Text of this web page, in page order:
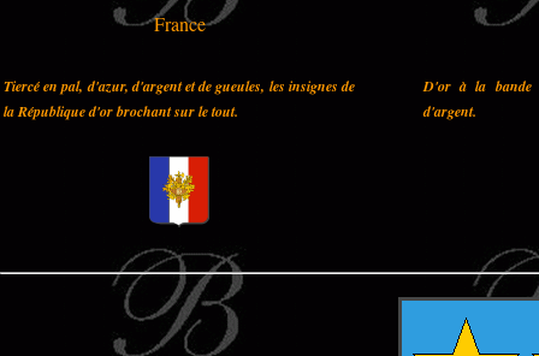
France
Tiercé en pal, d'azur, d'argent et de gueules, les insignes de
la République d'or brochant sur le tout.
D'or à la bande
d'argent.